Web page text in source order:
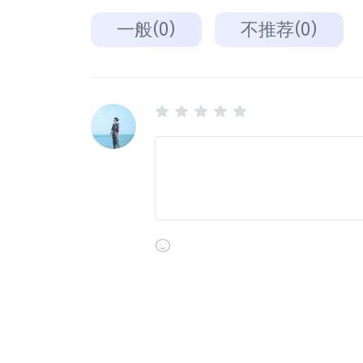
一般(0) 不推荐(0)